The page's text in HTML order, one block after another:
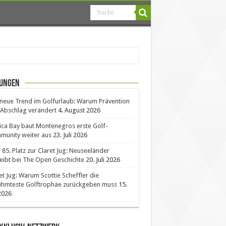
Trend im Golfurlaub: Warum Prävention
verändert 4. August 2026
Bay baut Montenegros erste Golf-
weiter aus 23. Juli 2026
85. Platz zur Claret Jug: Neuseeländer
bei The Open Geschichte 20. Juli 2026
Jug: Warum Scottie Scheffler die
Golftrophäe zurückgeben muss 15.